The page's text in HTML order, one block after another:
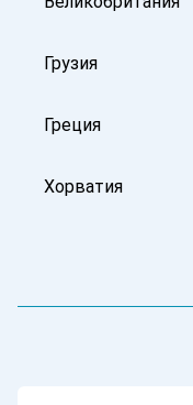
Грузия
Греция
Хорватия